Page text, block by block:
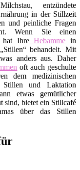
entzündete
in der Stillzeit
und peinliche Fragen
Wenn Sie einen
hat IhreHebamme in
behandelt. Mit
anders aus. Daher
oft auch geschulte
dem medizinischen
und Laktation
etwas gemütlicher
sind, bietet ein Stillcafé
über das Stillen